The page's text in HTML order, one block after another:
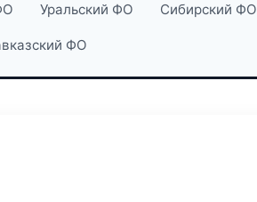
Уральский ФО Сибирский ФО
ФО